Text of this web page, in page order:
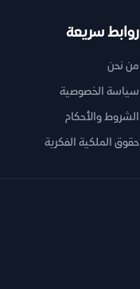
روابط سريعة
من نحن
سياسة الخصوصية
الشروط والأحكام
حقوق الملكية الفكرية